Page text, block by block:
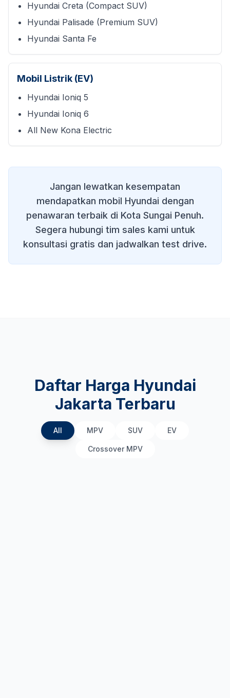
Hyundai Creta (Compact SUV)
Hyundai Palisade (Premium SUV)
Hyundai Santa Fe
Mobil Listrik (EV)
Hyundai Ioniq 5
Hyundai Ioniq 6
All New Kona Electric
Jangan lewatkan kesempatan
mendapatkan mobil Hyundai dengan
penawaran terbaik di Kota Sungai Penuh.
Segera hubungi tim sales kami untuk
konsultasi gratis dan jadwalkan test drive.
Daftar Harga Hyundai
Jakarta Terbaru
All MPV SUV EV
Crossover MPV